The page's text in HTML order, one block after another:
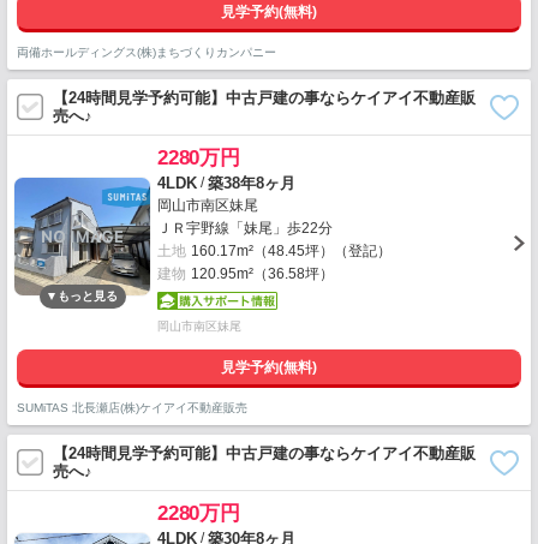
見学予約(無料)
両備ホールディングス(株)まちづくりカンパニー
【24時間見学予約可能】中古戸建の事ならケイアイ不動産販
売へ♪
2280万円
4LDK /築38年8ヶ月
岡山市南区妹尾
ＪＲ宇野線「妹尾」歩22分
土地 160.17m²（48.45坪）（登記）
建物 120.95m²（36.58坪）
岡山市南区妹尾
見学予約(無料)
SUMiTAS 北長瀬店(株)ケイアイ不動産販売
【24時間見学予約可能】中古戸建の事ならケイアイ不動産販
売へ♪
2280万円
4LDK /築30年8ヶ月